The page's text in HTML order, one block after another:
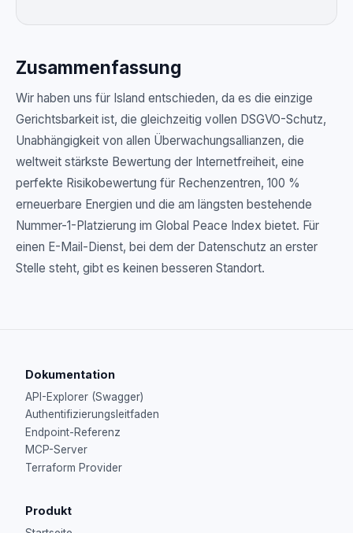
Zusammenfassung
Wir haben uns für Island entschieden, da es die einzige
Gerichtsbarkeit ist, die gleichzeitig vollen DSGVO-Schutz,
Unabhängigkeit von allen Überwachungsallianzen, die
weltweit stärkste Bewertung der Internetfreiheit, eine
perfekte Risikobewertung für Rechenzentren, 100 %
erneuerbare Energien und die am längsten bestehende
Nummer-1-Platzierung im Global Peace Index bietet. Für
einen E-Mail-Dienst, bei dem der Datenschutz an erster
Stelle steht, gibt es keinen besseren Standort.
Dokumentation
API-Explorer (Swagger)
Authentifizierungsleitfaden
Endpoint-Referenz
MCP-Server
Terraform Provider
Produkt